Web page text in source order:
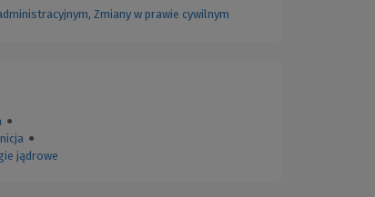
, Zmiany w prawie cywilnym
●
●
jądrowe